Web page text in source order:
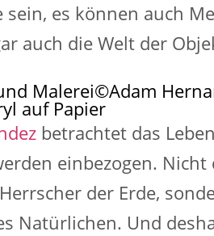
sein, es können auch
auch die Welt der
Malerei©Adam
auf Papier
betrachtet das
einbezogen.
der Erde,
Natürlichen. Und